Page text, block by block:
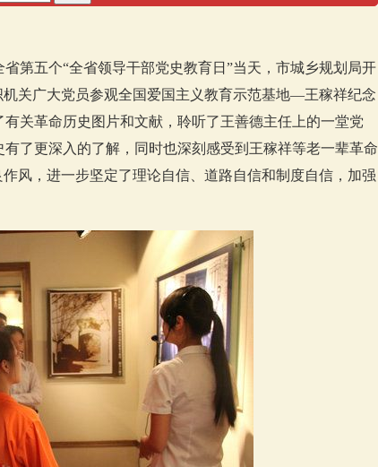
第五个“全省领导干部党史教育日”当天，市城乡规划局开
关广大党员参观全国爱国主义教育示范基地—王稼祥纪念
关革命历史图片和文献，聆听了王善德主任上的一堂党
了更深入的了解，同时也深刻感受到王稼祥等老一辈革命
风，进一步坚定了理论自信、道路自信和制度自信，加强